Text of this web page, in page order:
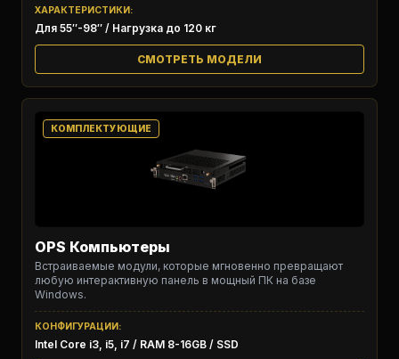
ХАРАКТЕРИСТИКИ:
Для 55″-98″ / Нагрузка до 120 кг
СМОТРЕТЬ МОДЕЛИ
КОМПЛЕКТУЮЩИЕ
OPS Компьютеры
Встраиваемые модули, которые мгновенно превращают
любую интерактивную панель в мощный ПК на базе
Windows.
КОНФИГУРАЦИИ:
Intel Core i3, i5, i7 / RAM 8-16GB / SSD